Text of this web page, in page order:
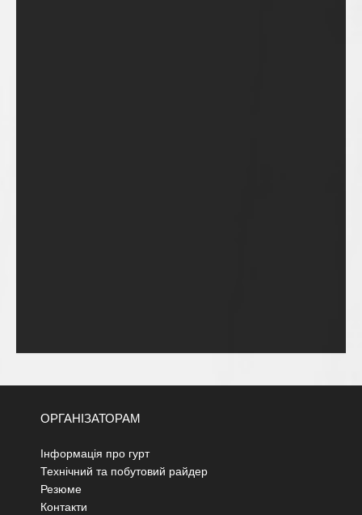
ОРГАНІЗАТОРАМ
Інформація про гурт
Технічний та побутовий райдер
Резюме
Контакти